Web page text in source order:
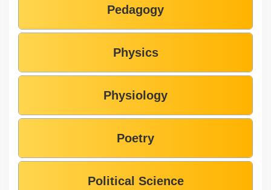
Pedagogy
Physics
Physiology
Poetry
Political Science